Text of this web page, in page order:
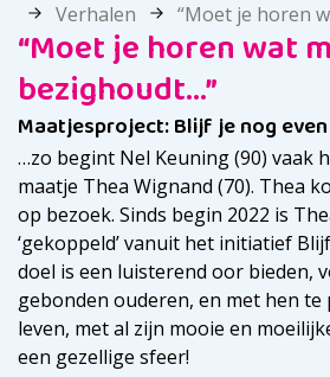
Verhalen “Moet je horen wat
“Moet je horen wat
bezighoudt…”
Maatjesproject: Blijf je nog even
…zo begint Nel Keuning (90) vaak
maatje Thea Wignand (70). Thea
op bezoek. Sinds begin 2022 is
‘gekoppeld’ vanuit het initiatief
doel is een luisterend oor bieden,
gebonden ouderen, en met hen
leven, met al zijn mooie en
een gezellige sfeer!